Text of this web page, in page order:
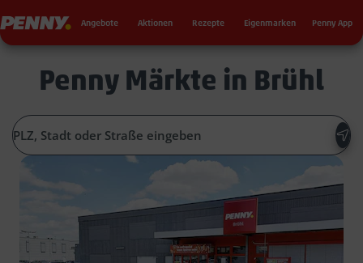
Penny Angebote Aktionen Rezepte Eigenmarken Penny App
Penny Märkte in Brühl